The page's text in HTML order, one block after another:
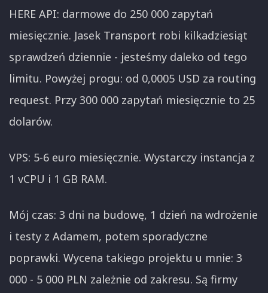
HERE API: darmowe do 250 000 zapytań
miesięcznie. Jasek Transport robi kilkadziesiąt
sprawdzeń dziennie - jesteśmy daleko od tego
limitu. Powyżej progu: od 0,0005 USD za routing
request. Przy 300 000 zapytań miesięcznie to 25
dolarów.
VPS: 5-6 euro miesięcznie. Wystarczy instancja z
1 vCPU i 1 GB RAM.
Mój czas: 3 dni na budowę, 1 dzień na wdrożenie
i testy z Adamem, potem sporadyczne
poprawki. Wycena takiego projektu u mnie: 3
000 - 5 000 PLN zależnie od zakresu. Są firmy